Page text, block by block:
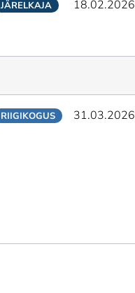
JÄRELKAJA 18.02.2026
RIIGIKOGUS 31.03.2026